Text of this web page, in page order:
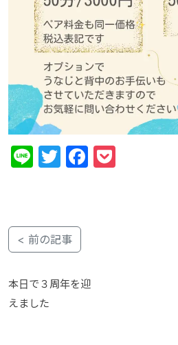
LineTwitterFacebook
< 前の記事
本日で３周年を迎
えました